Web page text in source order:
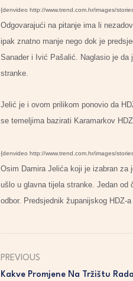
{denvideo http://www.trend.com.hr/images/
Odgovarajući na pitanje ima li
ipak znatno manje nego dok je
Sanader i Ivić Pašalić. Naglasio je da
stranke.
Jelić je i ovom prilikom ponovio da
se temeljima bazirati Karamarkov
{denvideo http://www.trend.com.hr/images/
Osim Damira Jelića koji je izabran za
ušlo u glavna tijela stranke. Jedan od
odbor. Predsjednik županijskog
PREVIOUS
Kakve Promjene Na Tržištu